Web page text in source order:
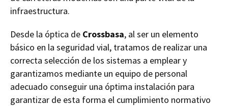
infraestructura.
Desde la óptica de Crossbasa, al ser un elemento
básico en la seguridad vial, tratamos de realizar una
correcta selección de los sistemas a emplear y
garantizamos mediante un equipo de personal
adecuado conseguir una óptima instalación para
garantizar de esta forma el cumplimiento normativo